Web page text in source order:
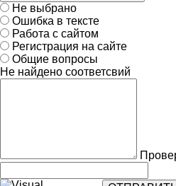
Не выбрано
Ошибка в тексте
Работа с сайтом
Регистрация на сайте
Общие вопросы
Не найдено соответсвий